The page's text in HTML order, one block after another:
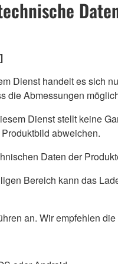
Dienst handelt es sich
die Abmessungen
Dienst stellt keine
abweichen.
Daten der
Bereich kann das
an. Wir empfehlen